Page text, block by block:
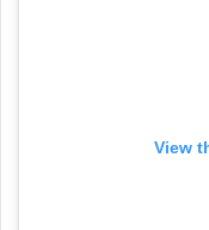
View